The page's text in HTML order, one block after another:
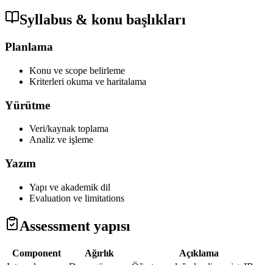
Syllabus & konu başlıkları
Planlama
Konu ve scope belirleme
Kriterleri okuma ve haritalama
Yürütme
Veri/kaynak toplama
Analiz ve işleme
Yazım
Yapı ve akademik dil
Evaluation ve limitations
Assessment yapısı
Component Ağırlık
Açıklama